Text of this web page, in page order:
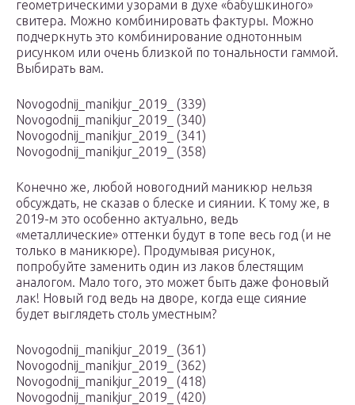
геометрическими узорами в духе «бабушкиного»
свитера. Можно комбинировать фактуры. Можно
подчеркнуть это комбинирование однотонным
рисунком или очень близкой по тональности гаммой.
Выбирать вам.
Novogodnij_manikjur_2019_ (339)
Novogodnij_manikjur_2019_ (340)
Novogodnij_manikjur_2019_ (341)
Novogodnij_manikjur_2019_ (358)
Конечно же, любой новогодний маникюр нельзя
обсуждать, не сказав о блеске и сиянии. К тому же, в
2019-м это особенно актуально, ведь
«металлические» оттенки будут в топе весь год (и не
только в маникюре). Продумывая рисунок,
попробуйте заменить один из лаков блестящим
аналогом. Мало того, это может быть даже фоновый
лак! Новый год ведь на дворе, когда еще сияние
будет выглядеть столь уместным?
Novogodnij_manikjur_2019_ (361)
Novogodnij_manikjur_2019_ (362)
Novogodnij_manikjur_2019_ (418)
Novogodnij_manikjur_2019_ (420)